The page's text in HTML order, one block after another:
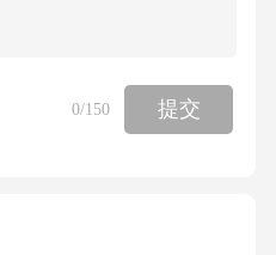
应对在本终止委托协议
的对方商业秘密、技
0/150 提交